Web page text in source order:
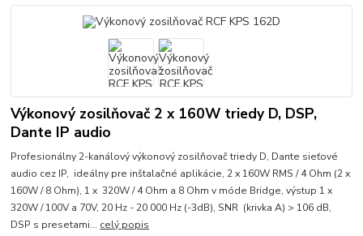
Výkonový zosilňovač 2 x 160W triedy D, DSP,
Dante IP audio
Profesionálny 2-kanálový výkonový zosilňovač triedy D, Dante sieťové
audio cez IP, ideálny pre inštalačné aplikácie, 2 x 160W RMS / 4 Ohm (2 x
160W / 8 Ohm), 1 x 320W / 4 Ohm a 8 Ohm v móde Bridge, výstup 1 x
320W / 100V a 70V, 20 Hz - 20 000 Hz (-3dB), SNR (krivka A) > 106 dB,
DSP s presetami... celý popis